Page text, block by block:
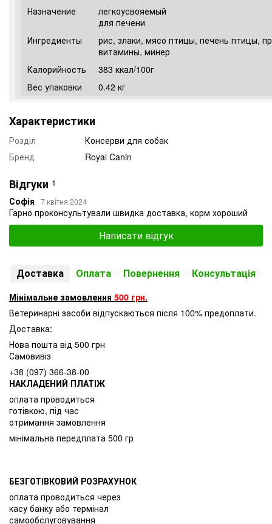
Назначение
легкоусвояемый
для печени
Ингредиенты
рис, злаки, мясо птицы, печень птицы,
витамины, минер
Калорийность
383 ккал/100г
Вес упаковки
0.42 кг
Характеристики
Розділ
Консерви для собак
Бренд
Royal Canin
Відгуки 1
Софія 7 квітня 2024
Гарно проконсультували швидка доставка, корм хороший
Написати відгук
Доставка Оплата Повернення Консультація
Мінімальне замовлення 500 грн.
Ветеринарні засоби відпускаються після 100% предоплати.
Доставка:
Нова пошта від 500 грн
Самовивіз
+38 (097) 366-38-00
НАКЛАДЕНИЙ ПЛАТІЖ
оплата проводиться
готівкою, під час
отримання замовлення
мінімальна передплата 500 гр
БЕЗГОТІВКОВИЙ РОЗРАХУНОК
оплата проводиться через
касу банку або термінал
самообслуговування